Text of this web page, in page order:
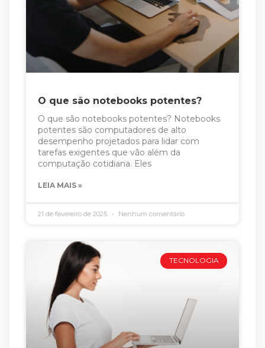
O que são notebooks potentes?
O que são notebooks potentes? Notebooks
potentes são computadores de alto
desempenho projetados para lidar com
tarefas exigentes que vão além da
computação cotidiana. Eles
LEIA MAIS »
21 de fevereiro de 2025 Nenhum comentário
TECNOLOGIA